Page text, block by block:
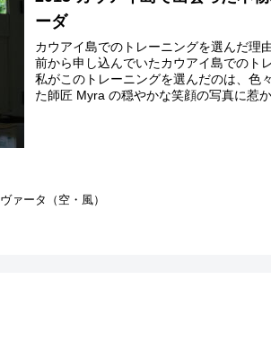
ーダ
カウアイ島でのトレーニングを選んだ理
前から申し込んでいたカウアイ島でのト
私がこのトレーニングを選んだのは、色
た師匠 Myra の穏やかな笑顔の写真に惹か
ヴァータ（空・風）